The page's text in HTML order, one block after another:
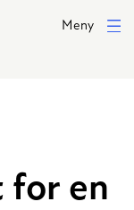
Meny
for en